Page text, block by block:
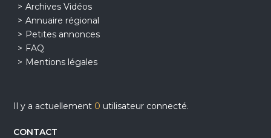
Archives Vidéos
Annuaire régional
Petites annonces
FAQ
Mentions légales
Il y a actuellement 0 utilisateur connecté.
CONTACT